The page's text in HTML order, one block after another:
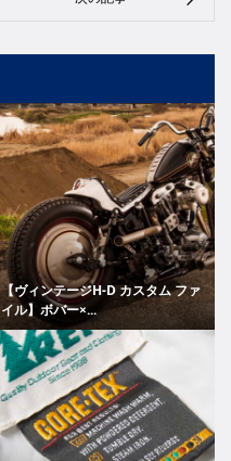
【ヴィンテージH-D カスタム ファ
イル】ボバー×...